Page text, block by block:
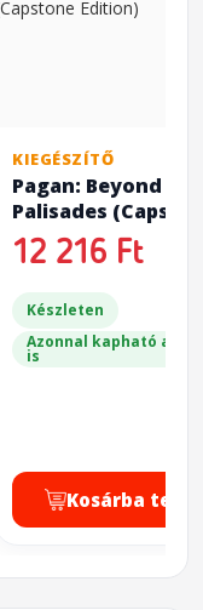
KIEGÉSZÍTŐ
Pagan: Beyond the
Palisades
Edition)
12 216 Ft
Készleten
Azonnal kapható a
is
Kosárba